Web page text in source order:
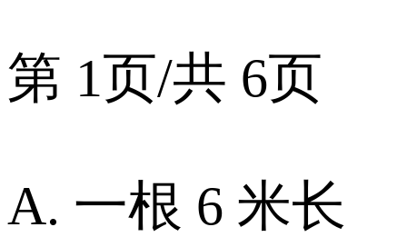
第 1页/共 6页
A. 一根 6 米长